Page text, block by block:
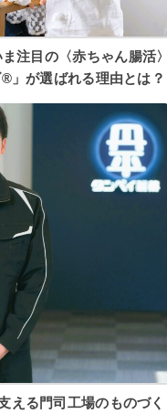
」が選ばれる理由とは？
える門司工場のものづく